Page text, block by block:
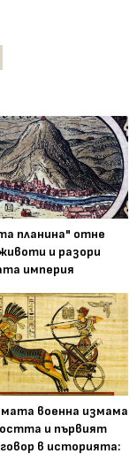
планина" отне
и разори
империя
военна измама
и първият
в историята: